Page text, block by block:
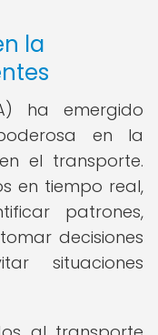
la
ha emergido
en la
el transporte.
en tiempo real,
patrones,
decisiones
situaciones